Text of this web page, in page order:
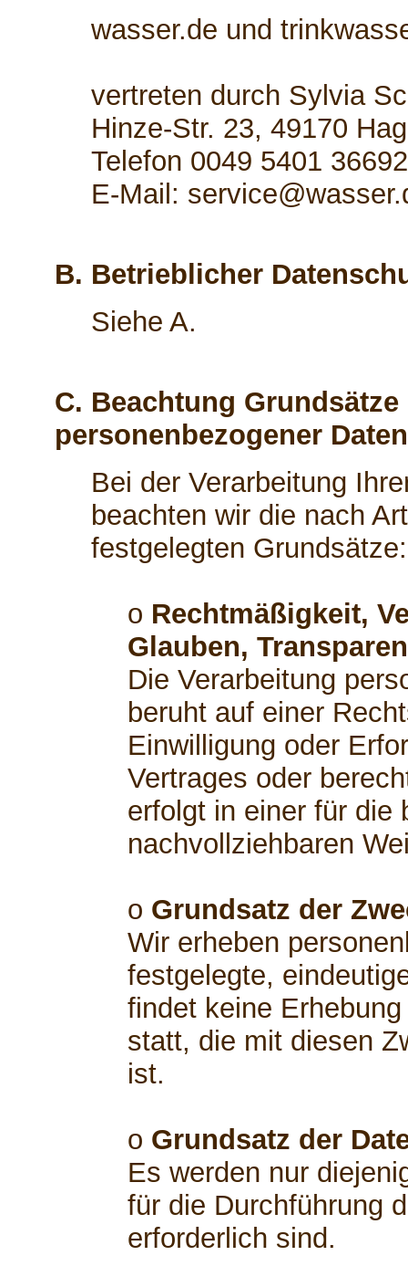
wasser.de und
vertreten durch Sylvia
Hinze-Str. 23, 49170
Telefon 0049 5401
E-Mail:
B. Betrieblicher
Siehe A.
C. Beachtung
personenbezogener Daten
Bei der Verarbeitung
beachten wir die nach
festgelegten Grundsätze:
o Rechtmäßigkeit,
Glauben,
Die Verarbeitung
beruht auf einer
Einwilligung oder
Vertrages oder
erfolgt in einer für die
nachvollziehbaren
o Grundsatz der
Wir erheben
festgelegte,
findet keine
statt, die mit diesen
ist.
o Grundsatz der
Es werden nur
für die Durchführung
erforderlich sind.